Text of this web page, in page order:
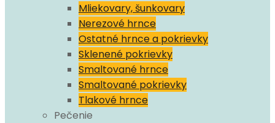
Mliekovary, šunkovary
Nerezové hrnce
Ostatné hrnce a pokrievky
Sklenené pokrievky
Smaltované hrnce
Smaltované pokrievky
Tlakové hrnce
Pečenie